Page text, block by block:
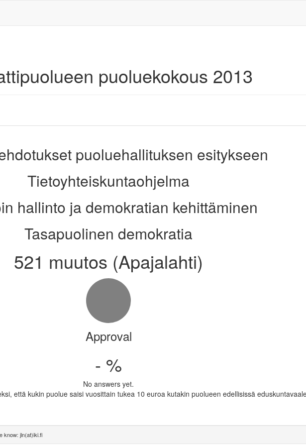
puoluekokous 2013
puoluehallituksen esitykseen
Tietoyhteiskuntaohjelma
hallinto ja demokratian kehittäminen
Tasapuolinen demokratia
521 muutos (Apajalahti)
Approval
- %
No answers yet.
että kukin puolue saisi vuosittain tukea 10 euroa kutakin puolueen edellisissä
know: jln(at)iki.fi